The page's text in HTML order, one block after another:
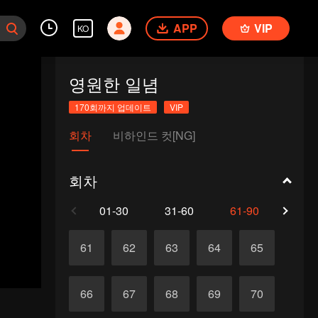
KO APP VIP
영원한 일념
170회까지 업데이트 VIP
회차 비하인드 컷[NG]
회차
01-30 31-60 61-90
61 62 63 64 65
66 67 68 69 70